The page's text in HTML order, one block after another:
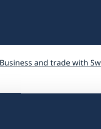
Business and trade with